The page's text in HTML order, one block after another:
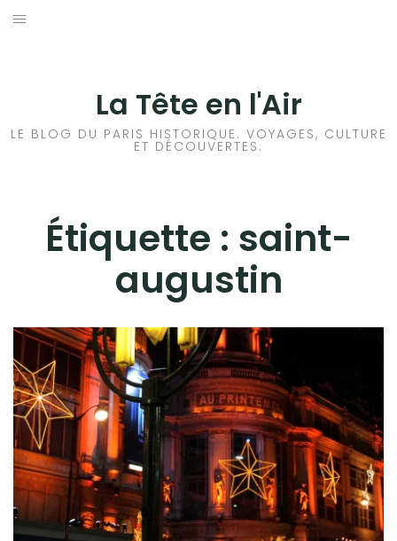
Aller
La Tête en l'Air
LE BLOG DU PARIS HISTORIQUE. VOYAGES, CULTURE
ET DÉCOUVERTES.
Étiquette : saint-
augustin
HISTOIRES EN ILE DE FRANCE
VOYAGES À L’ÉTRANGER